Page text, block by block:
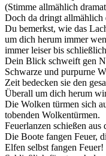
(Stimme allmählich
Doch da dringt allmählich
Du bemerkst, wie das
um dich herum immer
immer leiser bis
Dein Blick schweift gen
Schwarze und purpurne
Zeit bedecken sie den
Überall um dich herum
Die Wolken türmen sich
tobenden Wolkentürmen.
Feuerlanzen schießen
Die Boote fangen Feuer,
Elfen selbst fangen Feuer!